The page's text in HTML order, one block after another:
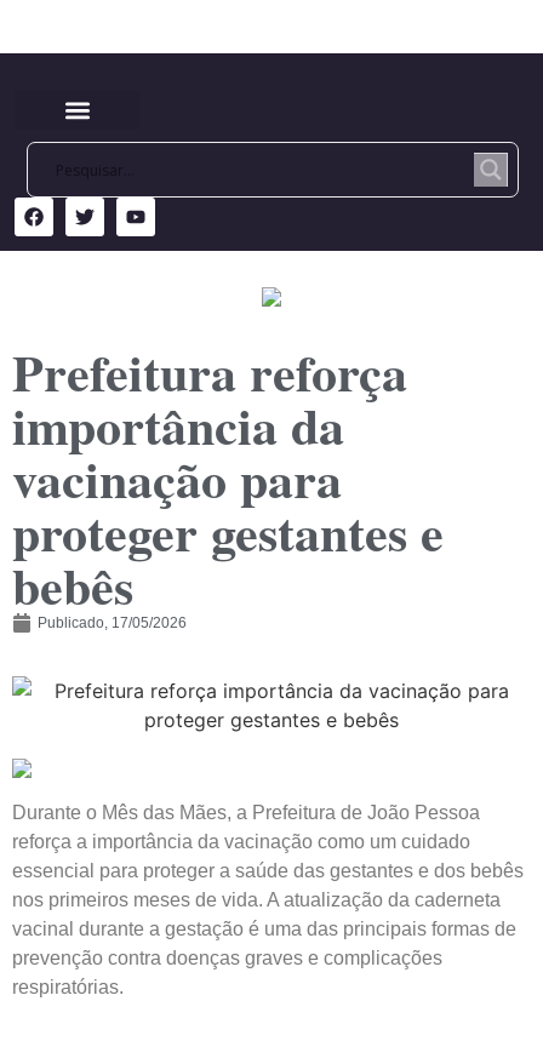
Prefeitura reforça
importância da
vacinação para
proteger gestantes e
bebês
Publicado, 17/05/2026
Durante o Mês das Mães, a Prefeitura de João Pessoa
reforça a importância da vacinação como um cuidado
essencial para proteger a saúde das gestantes e dos bebês
nos primeiros meses de vida. A atualização da caderneta
vacinal durante a gestação é uma das principais formas de
prevenção contra doenças graves e complicações
respiratórias.